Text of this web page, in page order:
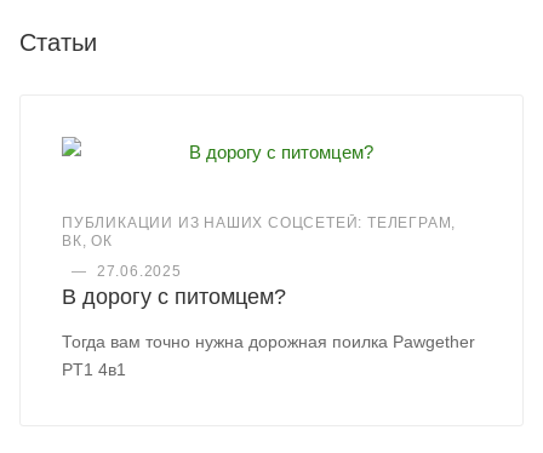
Статьи
ПУБЛИКАЦИИ ИЗ НАШИХ СОЦСЕТЕЙ: ТЕЛЕГРАМ,
ВК, ОК
—
27.06.2025
В дорогу с питомцем?
Тогда вам точно нужна дорожная поилка Pawgether
PT1 4в1